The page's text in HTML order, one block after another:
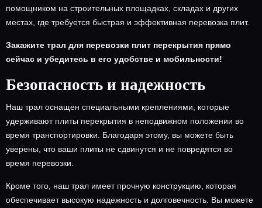
помощником на строительных площадках, складах и других
местах, где требуется быстрая и эффективная перевозка плит.
Закажите трал для перевозки плит перекрытия прямо
сейчас и убедитесь в его удобстве и мобильности!
Безопасность и надежность
Наш трал оснащен специальными креплениями, которые
удерживают плиты перекрытия в неподвижном положении во
время транспортировки. Благодаря этому, вы можете быть
уверены, что ваши плиты не сдвинутся и не повредятся во
время перевозки.
Кроме того, наш трал имеет прочную конструкцию, которая
обеспечивает высокую надежность и долговечность. Вы можете